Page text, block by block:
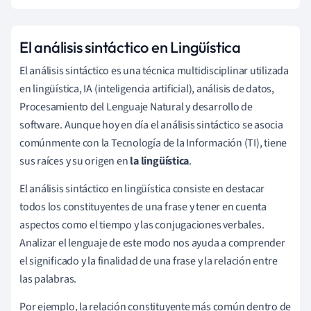
El análisis sintáctico en Lingüística
El análisis sintáctico es una técnica multidisciplinar utilizada
en lingüística, IA (inteligencia artificial), análisis de datos,
Procesamiento del Lenguaje Natural y desarrollo de
software. Aunque hoy en día el análisis sintáctico se asocia
comúnmente con la Tecnología de la Información (TI), tiene
sus raíces y su origen enla lingüística.
El análisis sintáctico en lingüística consiste en destacar
todos los constituyentes de una frase y tener en cuenta
aspectos como el tiempo y las conjugaciones verbales.
Analizar el lenguaje de este modo nos ayuda a comprender
el significado y la finalidad de una frase y la relación entre
las palabras.
Por ejemplo, la relación constituyente más común dentro de